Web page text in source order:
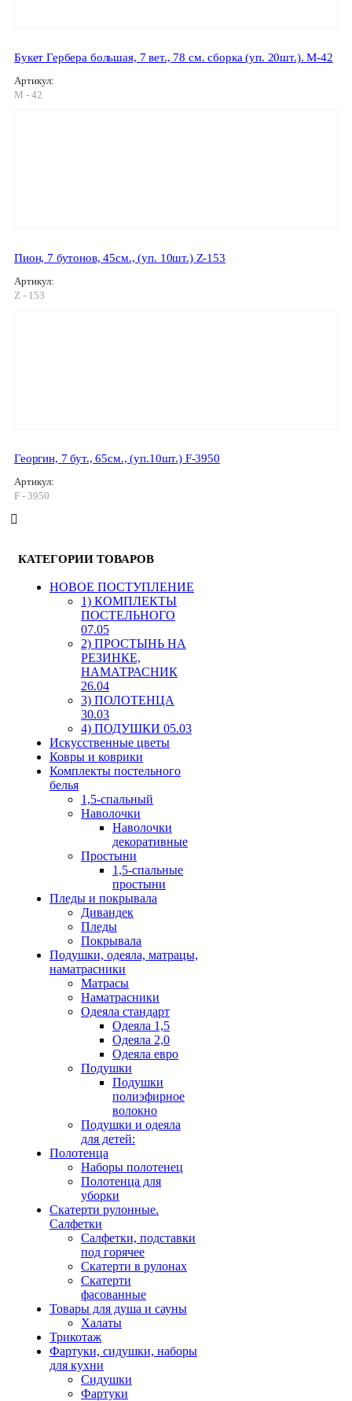
Букет Гербера большая, 7 вет., 78 см. сборка (уп. 20шт.). M-42
Артикул:
M - 42
Пион, 7 бутонов, 45см., (уп. 10шт.) Z-153
Артикул:
Z - 153
Георгин, 7 бут., 65см., (уп.10шт.) F-3950
Артикул:
F - 3950
КАТЕГОРИИ ТОВАРОВ
HОВОЕ ПОСТУПЛЕНИЕ
1) КОМПЛЕКТЫ
ПОСТЕЛЬНОГО
07.05
2) ПРОСТЫНЬ НА
РЕЗИНКЕ,
НАМАТРАСНИК
26.04
3) ПОЛОТЕНЦА
30.03
4) ПОДУШКИ 05.03
Искусственные цветы
Ковры и коврики
Комплекты постельного
белья
1,5-спальный
Наволочки
Наволочки
декоративные
Простыни
1,5-спальные
простыни
Пледы и покрывала
Дивандек
Пледы
Покрывала
Подушки, одеяла, матрацы,
наматрасники
Матрасы
Наматрасники
Одеяла стандарт
Одеяла 1,5
Одеяла 2,0
Одеяла евро
Подушки
Подушки
полиэфирное
волокно
Подушки и одеяла
для детей:
Полотенца
Наборы полотенец
Полотенца для
уборки
Скатерти рулонные.
Салфетки
Салфетки, подставки
под горячее
Скатерти в рулонах
Скатерти
фасованные
Товары для душа и сауны
Халаты
Трикотаж
Фартуки, сидушки, наборы
для кухни
Сидушки
Фартуки